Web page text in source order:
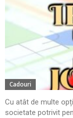
Cadouri
Cu atât de multe
societate potrivit